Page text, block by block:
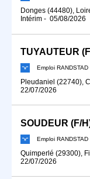
Donges (44480),
Intérim - 05/08/2026
TUYAUTEUR
Emploi RANDSTAD
Pleudaniel (22740),
22/07/2026
SOUDEUR (F/
Emploi RANDSTAD
Quimperlé (29300),
22/07/2026